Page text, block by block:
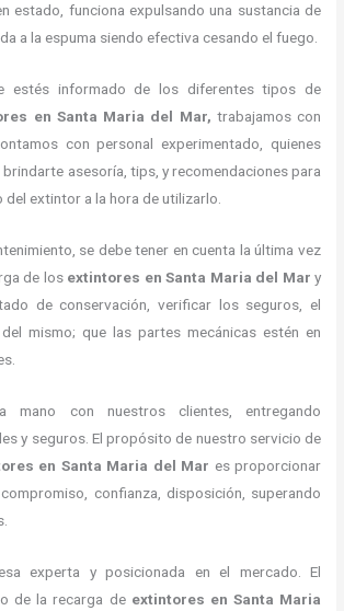
estado, funciona expulsando una sustancia de
a la espuma siendo efectiva cesando el fuego.
estés informado de los diferentes tipos de
en Santa Maria del Mar, trabajamos con
con personal experimentado, quienes
asesoría, tips, y recomendaciones para
del extintor a la hora de utilizarlo.
se debe tener en cuenta la última vez
de los extintores en Santa Maria del Mar y
de conservación, verificar los seguros, el
mismo; que las partes mecánicas estén en
mano con nuestros clientes, entregando
y seguros. El propósito de nuestro servicio de
en Santa Maria del Mar es proporcionar
confianza, disposición, superando
experta y posicionada en el mercado. El
de la recarga de extintores en Santa Maria